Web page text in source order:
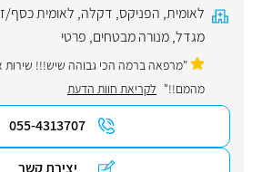
לאומית, הפניקס, דקלה, לאומית כסף/
מגדל,מנורה מבטחים, פרטי
"מרפאה ברמה הכי גבוהה שיש!!! שירות
מהמם!!" לקריאת חוות הדעת
055-4313707
יצירת קשר